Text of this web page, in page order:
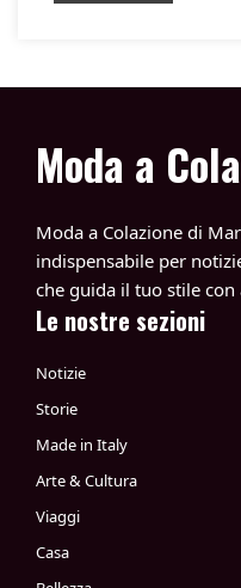
Moda a
Moda a Colazione di
indispensabile per
che guida il tuo stile
Le nostre sezioni
Notizie
Storie
Made in Italy
Arte & Cultura
Viaggi
Casa